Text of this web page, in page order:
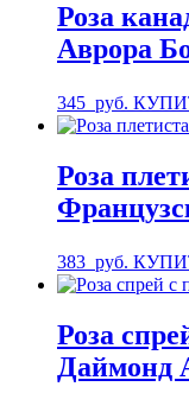
Роза
Аврора
345 руб.
Роза
383 руб.
Роза
Даймонд